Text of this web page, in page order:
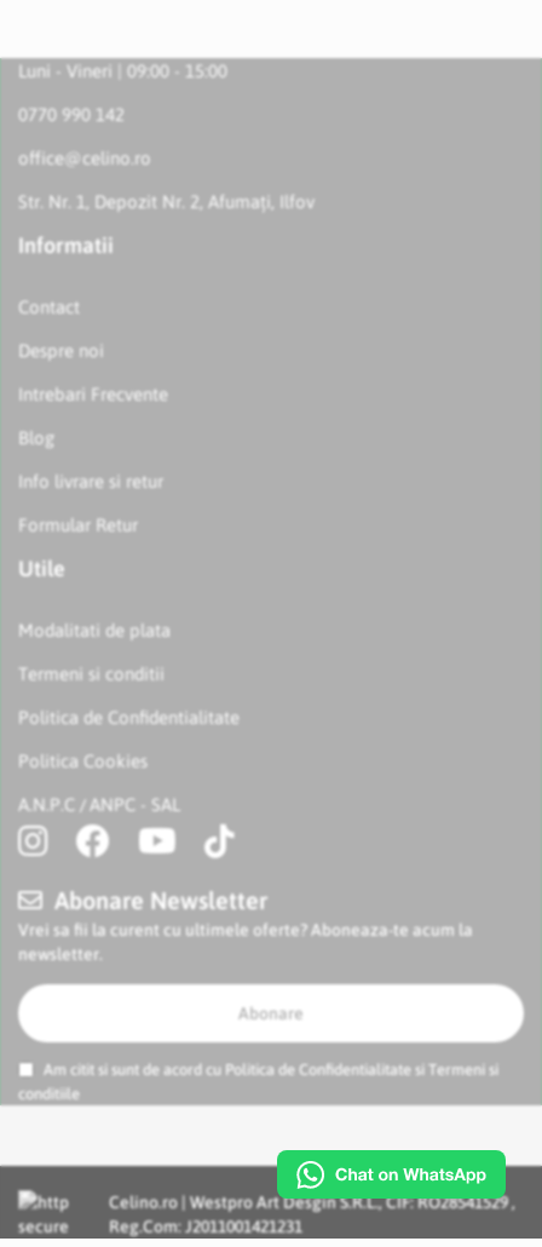
Luni - Vineri | 09:00 - 15:00
0770 990 142
office@celino.ro
Str. Nr. 1, Depozit Nr. 2, Afumați, Ilfov
Informatii
Contact
Despre noi
Intrebari Frecvente
Blog
Info livrare si retur
Formular Retur
Utile
Modalitati de plata
Termeni si conditii
Politica de Confidentialitate
Politica Cookies
A.N.P.C / ANPC - SAL
Abonare Newsletter
Vrei sa fii la curent cu ultimele oferte? Aboneaza-te acum la
newsletter.
Abonare
Am citit si sunt de acord cu Politica de Confidentialitate si
Termeni si
conditiile
Celino.ro | Westpro Art Desgin S.R.L., CIF: RO28541529 ,
Reg.Com: J2011001421231